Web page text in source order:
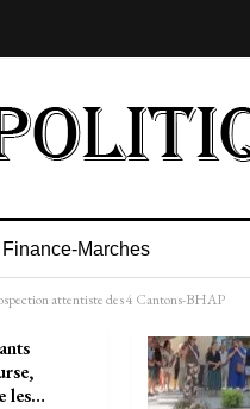
Finance-Marches
attentiste des 4 Cantons-BHAP
les…